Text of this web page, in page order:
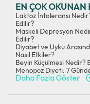
EN ÇOK OKUNAN
Laktoz İntoleransı
Edilir?
Maskeli Depresyon
Edilir?
Diyabet ve Uyku
Nasıl Etkiler?
Beyin Küçülmesi Nedir?
Menopoz Diyeti: 7
Daha Fazla Göster